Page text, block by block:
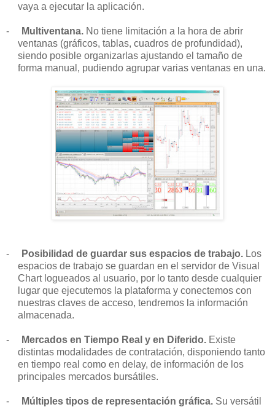
vaya a ejecutar la aplicación.
- Multiventana. No tiene limitación a la hora de abrir
ventanas (gráficos, tablas, cuadros de profundidad),
siendo posible organizarlas ajustando el tamaño de
forma manual, pudiendo agrupar varias ventanas en una.
- Posibilidad de guardar sus espacios de trabajo. Los
espacios de trabajo se guardan en el servidor de Visual
Chart logueados al usuario, por lo tanto desde cualquier
lugar que ejecutemos la plataforma y conectemos con
nuestras claves de acceso, tendremos la información
almacenada.
- Mercados en Tiempo Real y en Diferido. Existe
distintas modalidades de contratación, disponiendo tanto
en tiempo real como en delay, de información de los
principales mercados bursátiles.
- Múltiples tipos de representación gráfica. Su versátil